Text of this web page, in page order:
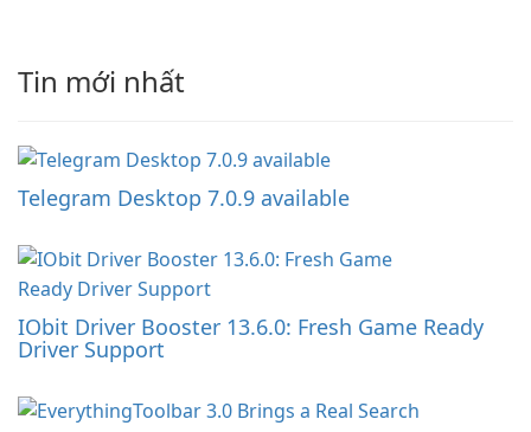
Tin mới nhất
Telegram Desktop 7.0.9 available
IObit Driver Booster 13.6.0: Fresh Game Ready
Driver Support